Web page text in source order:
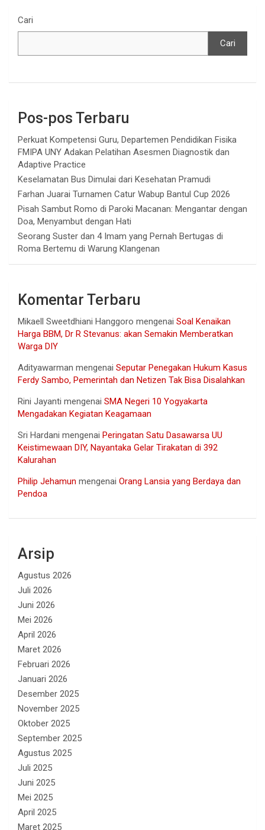
Cari
Cari
Pos-pos Terbaru
Perkuat Kompetensi Guru, Departemen Pendidikan Fisika
FMIPA UNY Adakan Pelatihan Asesmen Diagnostik dan
Adaptive Practice
Keselamatan Bus Dimulai dari Kesehatan Pramudi
Farhan Juarai Turnamen Catur Wabup Bantul Cup 2026
Pisah Sambut Romo di Paroki Macanan: Mengantar dengan
Doa, Menyambut dengan Hati
Seorang Suster dan 4 Imam yang Pernah Bertugas di
Roma Bertemu di Warung Klangenan
Komentar Terbaru
Mikaell Sweetdhiani Hanggoro mengenai Soal Kenaikan
Harga BBM, Dr R Stevanus: akan Semakin Memberatkan
Warga DIY
Adityawarman mengenai Seputar Penegakan Hukum Kasus
Ferdy Sambo, Pemerintah dan Netizen Tak Bisa Disalahkan
Rini Jayanti mengenai SMA Negeri 10 Yogyakarta
Mengadakan Kegiatan Keagamaan
Sri Hardani mengenai Peringatan Satu Dasawarsa UU
Keistimewaan DIY, Nayantaka Gelar Tirakatan di 392
Kalurahan
Philip Jehamun mengenai Orang Lansia yang Berdaya dan
Pendoa
Arsip
Agustus 2026
Juli 2026
Juni 2026
Mei 2026
April 2026
Maret 2026
Februari 2026
Januari 2026
Desember 2025
November 2025
Oktober 2025
September 2025
Agustus 2025
Juli 2025
Juni 2025
Mei 2025
April 2025
Maret 2025